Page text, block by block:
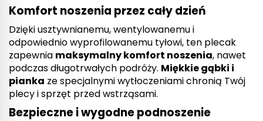
Komfort noszenia przez cały dzień
Dzięki usztywnianemu, wentylowanemu i
odpowiednio wyprofilowanemu tyłowi, ten plecak
zapewnia maksymalny komfort noszenia, nawet
podczas długotrwałych podróży. Miękkie gąbki i
pianka ze specjalnymi wytłoczeniami chronią Twój
plecy i sprzęt przed wstrząsami.
Bezpieczne i wygodne podnoszenie